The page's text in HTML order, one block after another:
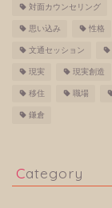
対面カウンセリング
思い込み 性格
文通セッション
現実 現実創造
移住 職場
鎌倉
Category